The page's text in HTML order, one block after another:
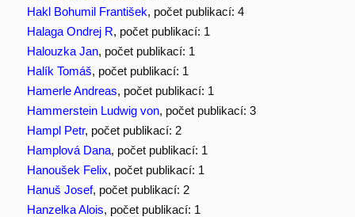
Hakl Bohumil František, počet publikací: 4
Halaga Ondrej R, počet publikací: 1
Halouzka Jan, počet publikací: 1
Halík Tomáš, počet publikací: 1
Hamerle Andreas, počet publikací: 1
Hammerstein Ludwig von, počet publikací: 3
Hampl Petr, počet publikací: 2
Hamplová Dana, počet publikací: 1
Hanoušek Felix, počet publikací: 1
Hanuš Josef, počet publikací: 2
Hanzelka Alois, počet publikací: 1